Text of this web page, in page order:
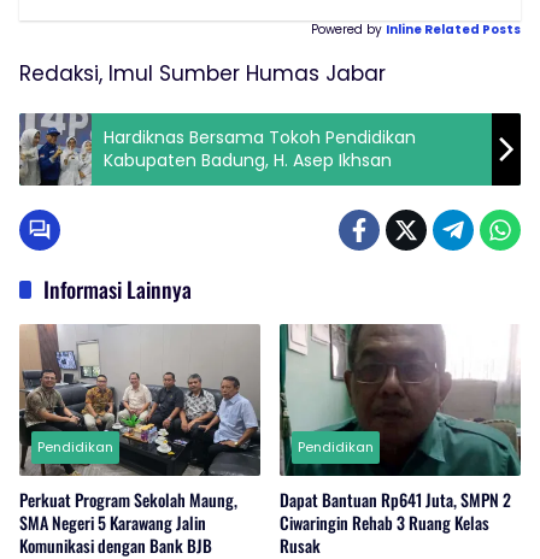
Powered by Inline Related Posts
Redaksi, Imul Sumber Humas Jabar
Hardiknas Bersama Tokoh Pendidikan
Kabupaten Badung, H. Asep Ikhsan
Informasi Lainnya
Pendidikan
Perkuat Program Sekolah Maung,
SMA Negeri 5 Karawang Jalin
Komunikasi dengan Bank BJB
Pendidikan
Dapat Bantuan Rp641 Juta, SMPN 2
Ciwaringin Rehab 3 Ruang Kelas
Rusak